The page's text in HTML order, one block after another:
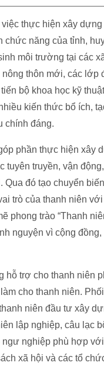
thực hiện xây dựng
năng của tỉnh,
môi trường tại các
thôn mới, các lớp
bộ khoa học kỹ
kiến thức bổ ích,
chính đáng.
phần thực hiện xây
tuyên truyền, vận
đó tạo chuyển
trò của thanh niên
phong trào “Thanh
nguyện vì cộng
hỗ trợ cho thanh niên
cho thanh niên.
niên đầu tư xây
lập nghiệp, câu lạc
ngư nghiệp phù hợp
xã hội và các tổ